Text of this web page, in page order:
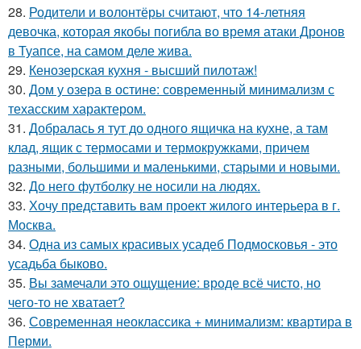
28. Родители и волонтёры считают, что 14-летняя
девочка, которая якобы погибла во время атаки Дронов
в Туапсе, на самом деле жива.
29. Кенозерская кухня - высший пилотаж!
30. Дом у озера в остине: современный минимализм с
техасским характером.
31. Добралась я тут до одного ящичка на кухне, а там
клад, ящик с термосами и термокружками, причем
разными, большими и маленькими, старыми и новыми.
32. До него футболку не носили на людях.
33. Хочу представить вам проект жилого интерьера в г.
Москва.
34. Одна из самых красивых усадеб Подмосковья - это
усадьба быково.
35. Вы замечали это ощущение: вроде всё чисто, но
чего-то не хватает?
36. Современная неоклассика + минимализм: квартира в
Перми.